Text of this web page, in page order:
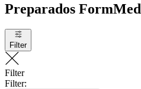
Preparados FormMed
Filter
Filter
Filter: